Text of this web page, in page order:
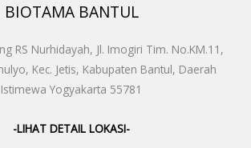
BIOTAMA BANTUL
RS Nurhidayah, Jl. Imogiri Tim. No.KM.11,
Kec. Jetis, Kabupaten Bantul, Daerah
Istimewa Yogyakarta 55781
-LIHAT DETAIL LOKASI-